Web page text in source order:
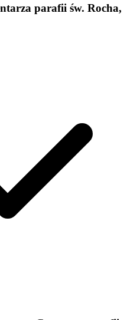
parafii św. Rocha,